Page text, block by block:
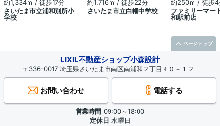
約1,334ｍ / 徒歩17分
さいたま市立浦和別所小
学校
約1,716ｍ / 徒歩22分
さいたま市立白幡中学校
約250ｍ / 徒歩4
ファミリーマー
和駅前店
LIXIL不動産ショップ小森設計
〒336-0017 埼玉県さいたま市南区南浦和２丁目４０－１２
お問い合わせ 電話する
営業時間 09:00～18:00
定休日 水曜日
ページトップ